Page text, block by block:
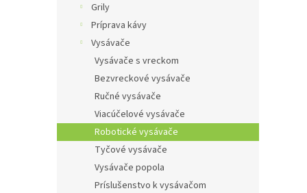
Grily
Príprava kávy
Vysávače
Vysávače s vreckom
Bezvreckové vysávače
Ručné vysávače
Viacúčelové vysávače
Robotické vysávače
Tyčové vysávače
Vysávače popola
Príslušenstvo k vysávačom